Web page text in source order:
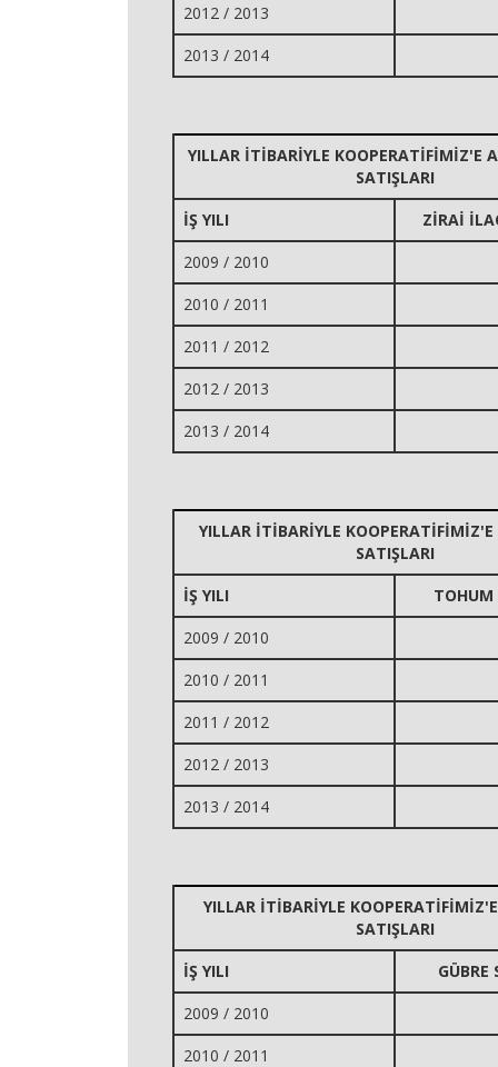
2012 / 2013
2013 / 2014
YILLAR İTİBARİYLE KOOPERATİFİMİZ'E
SATIŞLARI
İŞ YILI
ZİRAİ
2009 / 2010
2010 / 2011
2011 / 2012
2012 / 2013
2013 / 2014
YILLAR İTİBARİYLE
SATIŞLARI
İŞ YILI
TOHUM
2009 / 2010
2010 / 2011
2011 / 2012
2012 / 2013
2013 / 2014
YILLAR İTİBARİYLE
SATIŞLARI
İŞ YILI
GÜBRE
2009 / 2010
2010 / 2011